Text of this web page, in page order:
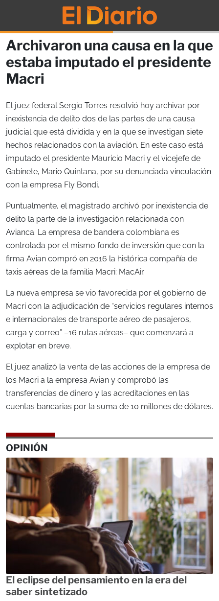
Archivaron una causa en la que
estaba imputado el presidente
Macri
El juez federal Sergio Torres resolvió hoy archivar por
inexistencia de delito dos de las partes de una causa
judicial que está dividida y en la que se investigan siete
hechos relacionados con la aviación. En este caso está
imputado el presidente Mauricio Macri y el vicejefe de
Gabinete, Mario Quintana, por su denunciada vinculación
con la empresa Fly Bondi.
Puntualmente, el magistrado archivó por inexistencia de
delito la parte de la investigación relacionada con
Avianca. La empresa de bandera colombiana es
controlada por el mismo fondo de inversión que con la
firma Avian compró en 2016 la histórica compañía de
taxis aéreas de la familia Macri: MacAir.
La nueva empresa se vio favorecida por el gobierno de
Macri con la adjudicación de “servicios regulares internos
e internacionales de transporte aéreo de pasajeros,
carga y correo” –16 rutas aéreas– que comenzará a
explotar en breve.
El juez analizó la venta de las acciones de la empresa de
los Macri a la empresa Avian y comprobó las
transferencias de dinero y las acreditaciones en las
cuentas bancarias por la suma de 10 millones de dólares.
OPINIÓN
El eclipse del pensamiento en la era del
saber sintetizado